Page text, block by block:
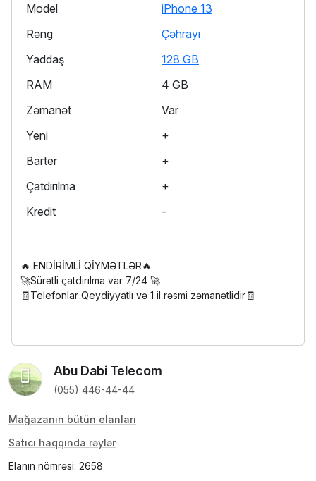
Model
iPhone 13
Rəng
Çəhrayı
Yaddaş
128 GB
RAM
4 GB
Zəmanət
Var
Yeni
+
Barter
+
Çatdırılma
+
Kredit
-
🔥 ENDİRİMLİ QİYMƏTLƏR🔥
🚀Sürətli çatdırılma var 7/24 🚀
🧾Telefonlar Qeydiyyatlı və 1 il rəsmi zəmanətlidir🧾
Abu Dabi Telecom
(055) 446-44-44
Mağazanın bütün elanları
Satıcı haqqında rəylər
Elanın nömrəsi: 2658